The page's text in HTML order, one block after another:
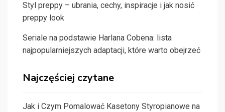
Styl preppy – ubrania, cechy, inspiracje i jak nosić
preppy look
Seriale na podstawie Harlana Cobena: lista
najpopularniejszych adaptacji, które warto obejrzeć
Najczęściej czytane
Jak i Czym Pomalować Kasetony Styropianowe na